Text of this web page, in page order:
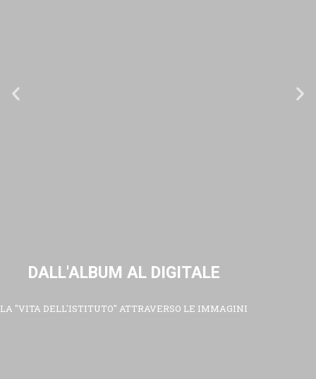
DALL'ALBUM AL DIGITALE
LA "VITA DELL'ISTITUTO" ATTRAVERSO LE IMMAGINI